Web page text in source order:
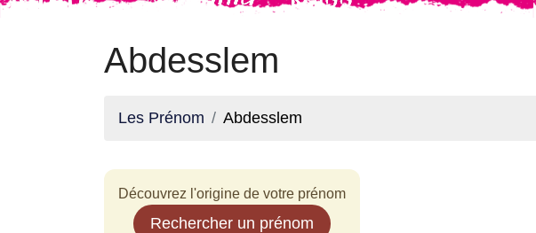
Abdesslem
Les Prénom Abdesslem
Découvrez l'origine de votre prénom
Rechercher un prénom